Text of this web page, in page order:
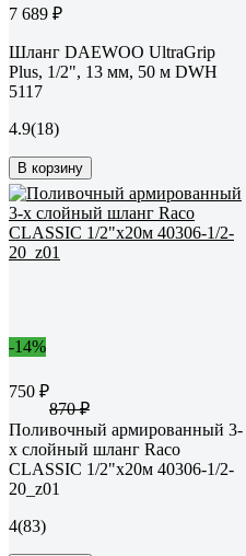
7 689 ₽
Шланг DAEWOO UltraGrip
Plus, 1/2", 13 мм, 50 м DWH
5117
4.9(18)
В корзину
-14%
750 ₽
870 ₽
Поливочный армированный 3-
х слойный шланг Raco
CLASSIC 1/2"x20м 40306-1/2-
20_z01
4(83)